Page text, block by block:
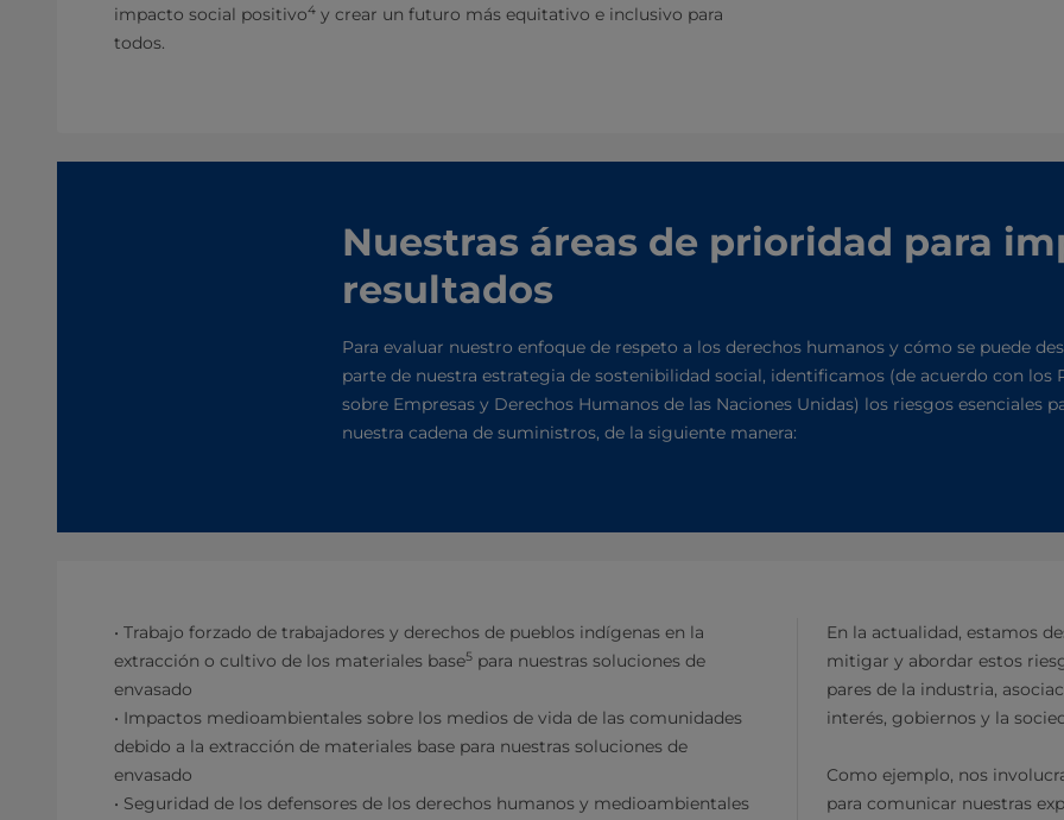
impacto social positivo4 y crear un futuro más equitativo e inclusivo para
todos.
Nuestras áreas de prioridad para
resultados
Para evaluar nuestro enfoque de respeto a los derechos humanos y cómo se puede
parte de nuestra estrategia de sostenibilidad social, identificamos (de acuerdo con los
sobre Empresas y Derechos Humanos de las Naciones Unidas) los riesgos esenciales
nuestra cadena de suministros, de la siguiente manera:
• Trabajo forzado de trabajadores y derechos de pueblos indígenas en la
extracción o cultivo de los materiales base5 para nuestras soluciones de
envasado
• Impactos medioambientales sobre los medios de vida de las comunidades
debido a la extracción de materiales base para nuestras soluciones de
envasado
• Seguridad de los defensores de los derechos humanos y medioambientales
En la actualidad, estamos
mitigar y abordar estos
pares de la industria,
interés, gobiernos y la
Como ejemplo, nos
para comunicar nuestras